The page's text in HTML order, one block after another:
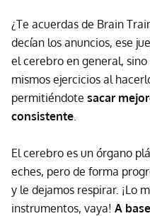
¿Te acuerdas de Brain
decían los anuncios, ese
el cerebro en general,
mismos ejercicios al
permitiéndote sacar
consistente
El cerebro es un órgano
eches, pero de forma
y le dejamos respirar. ¡Lo
instrumentos, vaya! A